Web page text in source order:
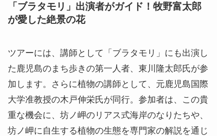
「ブラタモリ」出演者がガイド！牧野富太郎
が愛した絶景の花
ツアーには、講師として「ブラタモリ」にも出演し
た鹿児島のまち歩きの第一人者、東川隆太郎氏が参
加します。さらに植物の講師として、元鹿児島国際
大学准教授の木戸伸栄氏が同行。参加者は、この貴
重な機会に、坊ノ岬のリアス式海岸のなりたちや、
坊ノ岬に自生する植物の生態を専門家の解説を通じ